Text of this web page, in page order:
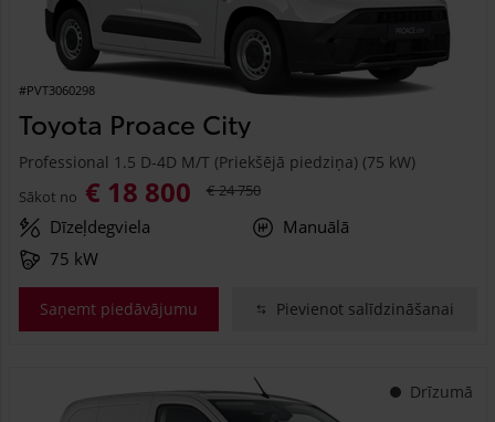
#PVT3060298
Toyota Proace City
Professional 1.5 D-4D M/T (Priekšējā piedziņa) (75 kW)
Sākot no € 18 800 € 24 750
Dīzeļdegviela
Manuālā
75 kW
Saņemt piedāvājumu Pievienot salīdzināšanai
Drīzumā